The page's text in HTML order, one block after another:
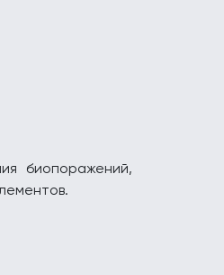
биопоражений,